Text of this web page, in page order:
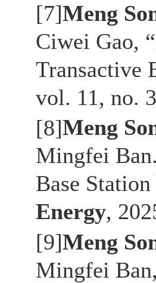
[7]Meng
Ciwei Gao,
Transactive
vol. 11, no.
[8]Meng
Mingfei
Base
Energy,
[9]Meng
Mingfei